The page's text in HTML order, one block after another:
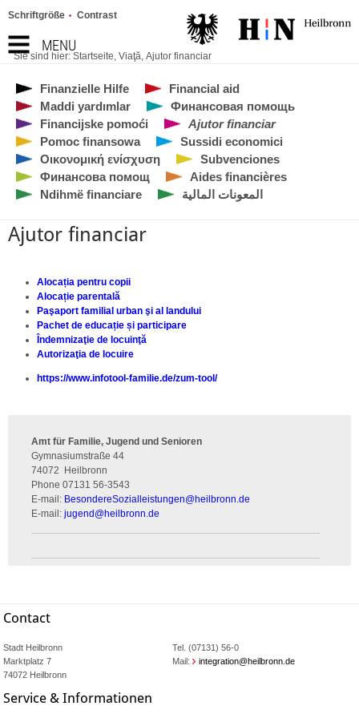
MENU
Schriftgröße Contrast
Sie sind hier: Startseite, Viaţă, Ajutor financiar
Finanzielle Hilfe
Financial aid
Maddi yardımlar
Финансовая помощь
Financijske pomoći
Ajutor financiar
Pomoc finansowa
Sussidi economici
Οικονομική ενίσχυση
Subvenciones
Финансова помощ
Aides financières
Ndihmë financiare
المعونات المالية
Ajutor financiar
Alocația pentru copii
Alocație parentală
Paşaport familial urban şi al landului
Pachet de educație și participare
Îndemnizaţie de locuinţă
Autorizaţia de locuire
https://www.infotool-familie.de/zum-tool/
Amt für Familie, Jugend und Senioren
Gymnasiumstraße 44
74072
Heilbronn
Phone 07131 56-3543
E-mail: BesondereSozialleistungen@heilbronn.de
E-mail: jugend @heilbronn.de
Contact
Stadt Heilbronn
Marktplatz 7
74072 Heilbronn
Tel. (07131) 56-0
Mail:
integration@heilbronn.de
Service & Informationen